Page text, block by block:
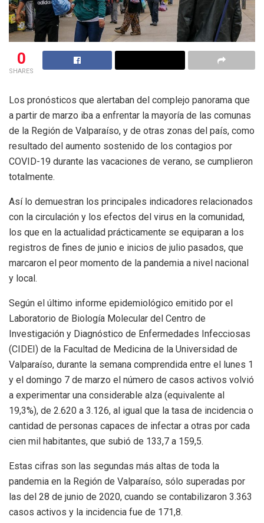
0
SHARES
Los pronósticos que alertaban del complejo panorama que
a partir de marzo iba a enfrentar la mayoría de las comunas
de la Región de Valparaíso, y de otras zonas del país, como
resultado del aumento sostenido de los contagios por
COVID-19 durante las vacaciones de verano, se cumplieron
totalmente.
Así lo demuestran los principales indicadores relacionados
con la circulación y los efectos del virus en la comunidad,
los que en la actualidad prácticamente se equiparan a los
registros de fines de junio e inicios de julio pasados, que
marcaron el peor momento de la pandemia a nivel nacional
y local.
Según el último informe epidemiológico emitido por el
Laboratorio de Biología Molecular del Centro de
Investigación y Diagnóstico de Enfermedades Infecciosas
(CIDEI) de la Facultad de Medicina de la Universidad de
Valparaíso, durante la semana comprendida entre el lunes 1
y el domingo 7 de marzo el número de casos activos volvió
a experimentar una considerable alza (equivalente al
19,3%), de 2.620 a 3.126, al igual que la tasa de incidencia o
cantidad de personas capaces de infectar a otras por cada
cien mil habitantes, que subió de 133,7 a 159,5.
Estas cifras son las segundas más altas de toda la
pandemia en la Región de Valparaíso, sólo superadas por
las del 28 de junio de 2020, cuando se contabilizaron 3.363
casos activos y la incidencia fue de 171,8.